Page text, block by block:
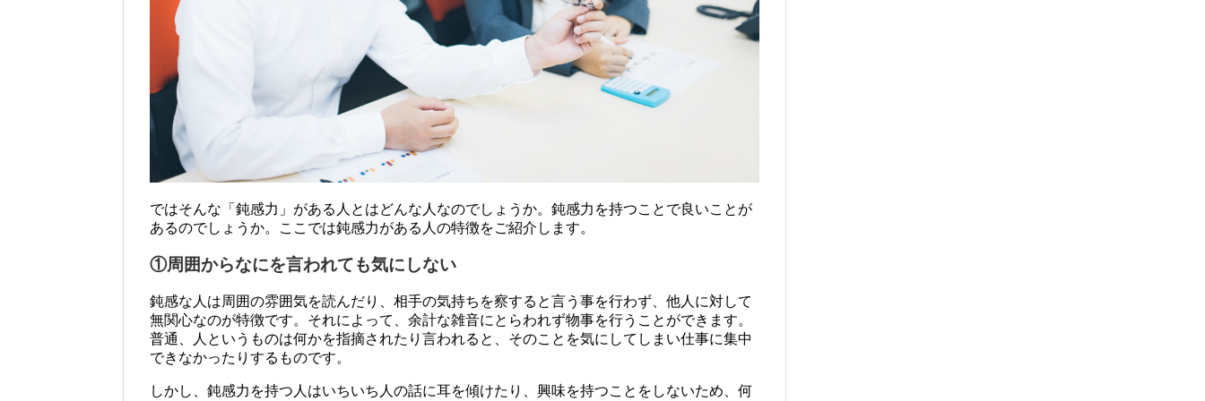
ではそんな「鈍感力」がある人とはどんな人なのでしょうか。鈍感力を持つことで良いことが
あるのでしょうか。ここでは鈍感力がある人の特徴をご紹介します。
①周囲からなにを言われても気にしない
鈍感な人は周囲の雰囲気を読んだり、相手の気持ちを察すると言う事を行わず、他人に対して
無関心なのが特徴です。それによって、余計な雑音にとらわれず物事を行うことができます。
普通、人というものは何かを指摘されたり言われると、そのことを気にしてしまい仕事に集中
できなかったりするものです。
しかし、鈍感力を持つ人はいちいち人の話に耳を傾けたり、興味を持つことをしないため、何